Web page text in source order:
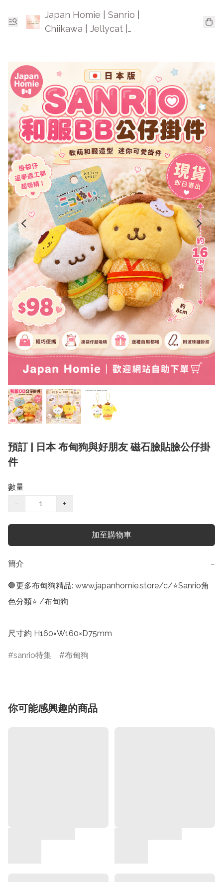
Japan Homie | Sanrio |
Chiikawa | Jellycat |
預訂 | 日本 布甸狗與好朋友 磁石臉貼臉公仔掛
件
數量
−
+
加至購物車
簡介 −
🛑更多布甸狗精品: www.japanhomie.store/c/⭐Sanrio角
色分類⭐ /布甸狗
尺寸約 H160×W160×D75mm
sanrio特集 布甸狗
你可能感興趣的商品